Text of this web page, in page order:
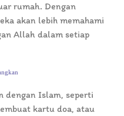
rumah. Dengan
akan lebih memahami
Allah dalam setiap
dengan Islam, seperti
kartu doa, atau